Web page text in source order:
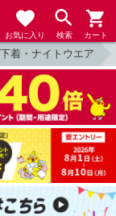
お気に入り 検索 カート
着・ナイトウエア